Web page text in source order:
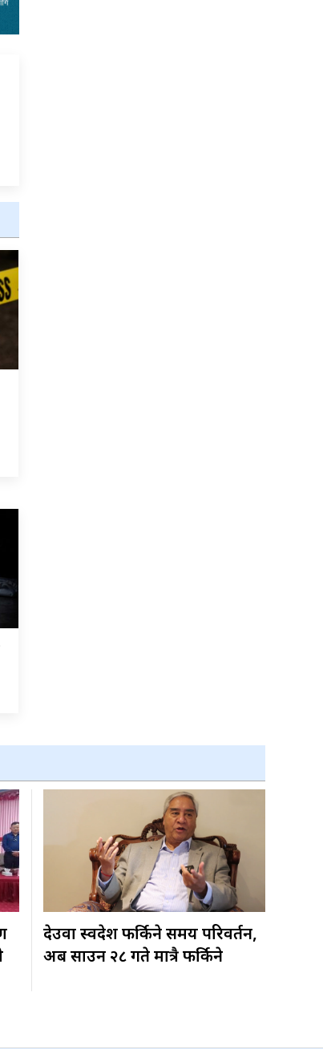
देउवा स्वदेश फर्किने समय परिवर्तन,
अब साउन २८ गते मात्रै फर्किने